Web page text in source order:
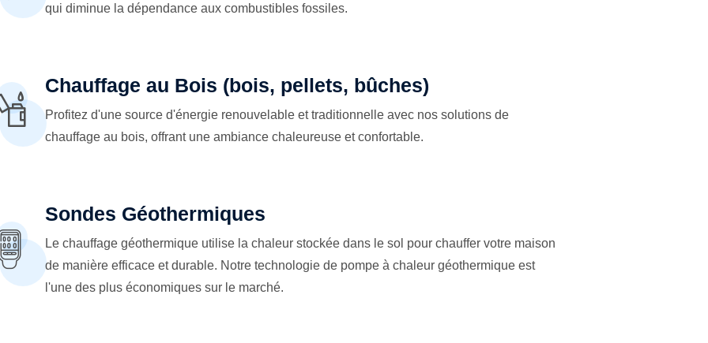
qui diminue la dépendance aux combustibles fossiles.
Chauffage au Bois (bois, pellets, bûches)
Profitez d'une source d'énergie renouvelable et traditionnelle avec nos solutions de
chauffage au bois, offrant une ambiance chaleureuse et confortable.
Sondes Géothermiques
Le chauffage géothermique utilise la chaleur stockée dans le sol pour chauffer votre maison
de manière efficace et durable. Notre technologie de pompe à chaleur géothermique est
l'une des plus économiques sur le marché.